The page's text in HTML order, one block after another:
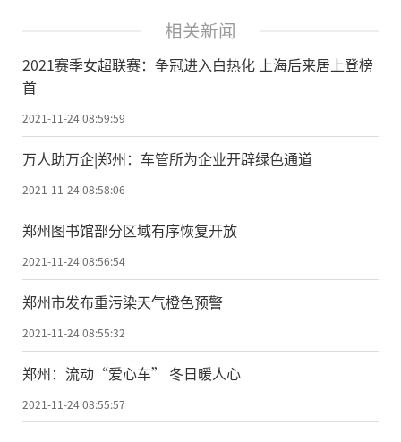
相关新闻
2021赛季女超联赛：争冠进入白热化 上海后来居上登榜
首
2021-11-24 08:59:59
万人助万企|郑州：车管所为企业开辟绿色通道
2021-11-24 08:58:06
郑州图书馆部分区域有序恢复开放
2021-11-24 08:56:54
郑州市发布重污染天气橙色预警
2021-11-24 08:55:32
郑州：流动“爱心车” 冬日暖人心
2021-11-24 08:55:57